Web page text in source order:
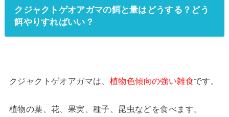
クジャクトゲオアガマの餌と量はどうする？どう
餌やりすればいい？
クジャクトゲオアガマは、 植物色傾向の強い雑食です。
植物の葉、花、果実、種子、昆虫などを食べます。